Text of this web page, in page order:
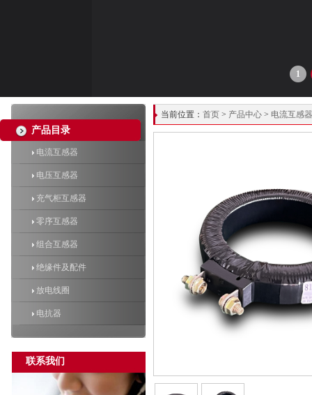
1
产品目录
电流互感器
电压互感器
充气柜互感器
零序互感器
组合互感器
绝缘件及配件
放电线圈
电抗器
联系我们
当前位置： 首页 > 产品中心 > 电流互感器